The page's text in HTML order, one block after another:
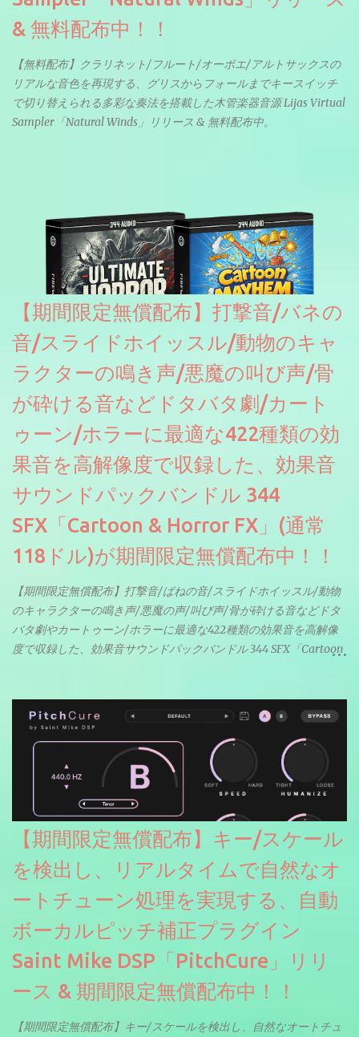
& 無料配布中！！
【無料配布】クラリネット/フルート/オーボエ/アルトサックスの
リアルな音色を再現する、グリスからフォールまでキースイッチ
で切り替えられる多彩な奏法を搭載した木管楽器音源 Lijas Virtual
Sampler「Natural Winds」リリース & 無料配布中。
【期間限定無償配布】打撃音/バネの
音/スライドホイッスル/動物のキャ
ラクターの鳴き声/悪魔の叫び声/骨
が砕ける音などドタバタ劇/カート
ゥーン/ホラーに最適な422種類の効
果音を高解像度で収録した、効果音
サウンドパックバンドル 344
SFX「Cartoon & Horror FX」(通常
118ドル)が期間限定無償配布中！！
【期間限定無償配布】打撃音/ばねの音/スライドホイッスル/動物
のキャラクターの鳴き声/悪魔の声/叫び声/骨が砕ける音などドタ
バタ劇やカートゥーン/ホラーに最適な422種類の効果音を高解像
度で収録した、効果音サウンドパックバンドル 344 SFX「Cartoon
【期間限定無償配布】キー/スケール
を検出し、リアルタイムで自然なオ
ートチューン処理を実現する、自動
ボーカルピッチ補正プラグイン
Saint Mike DSP「PitchCure」リリ
ース & 期間限定無償配布中！！
【期間限定無償配布】キー/スケールを検出し、自然なオートチュ